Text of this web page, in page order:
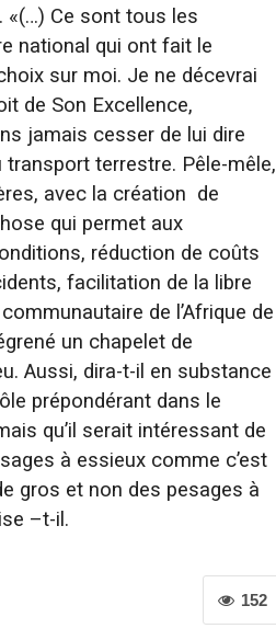
«(…) Ce sont tous les
national qui ont fait le
sur moi. Je ne décevrai
de Son Excellence,
jamais cesser de lui dire
terrestre. Pêle-mêle,
avec la création de
qui permet aux
réduction de coûts
facilitation de la libre
de l’Afrique de
un chapelet de
Aussi, dira-t-il en substance
prépondérant dans le
qu’il serait intéressant de
à essieux comme c’est
gros et non des pesages à
–t-il.
152